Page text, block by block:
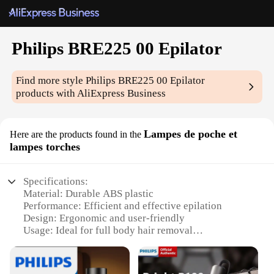
Philips BRE225 00 Epilator
Find more stylePhilips BRE225 00 Epilator
products with AliExpress Business
Here are the products found in the Lampes de poche et
lampes torches
Specifications:
Material: Durable ABS plastic
Performance: Efficient and effective epilation
Design: Ergonomic and user-friendly
Usage: Ideal for full body hair removal
Accessories: Comes with a cleaning brush